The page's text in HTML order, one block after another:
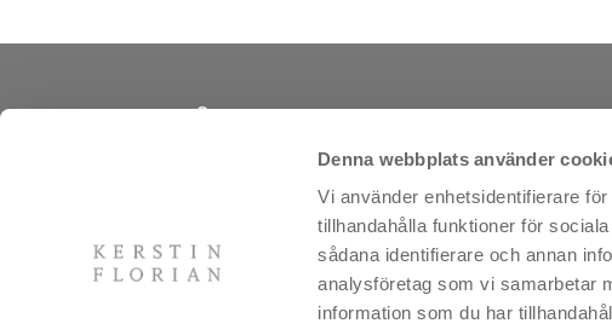
Denna webbplats använder
Vi använder enhetsidentifierare
tillhandahålla funktioner för
sådana identifierare och annan
analysföretag som vi samarbetar
information som du har
Om oss
Vi är tillverkare av produkter för kropp och ansikte,
och utvecklar behandlingar och spakoncept för global
distribution. Vi vänder oss till dagspa, resort,
wellness och fitness anläggningar. Kerstin Florian
International grundades i USA 1978 av svenskfödda
Kerstin Florian och är idag ett av de mest
hudvårdsmärkena i spaindustrin. Kerstin Florians
spakoncept bygger på gedigen expertis i naturliga